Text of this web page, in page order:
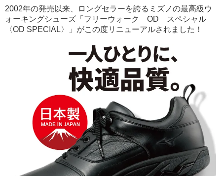
2002年の発売以来、ロングセラーを誇るミズノの最高級ウ
ォーキングシューズ 「フリーウォーク OD スペシャル
〈OD SPECIAL〉」 がこの度リニューアルされました！